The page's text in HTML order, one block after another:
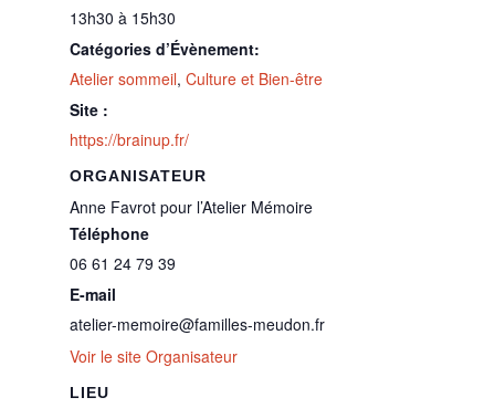
13h30 à 15h30
Catégories d’Évènement:
Atelier sommeil, Culture et Bien-être
Site :
https://brainup.fr/
LIEU
ORGANISATEUR
Anne Favrot pour l’Atelier Mémoire
Téléphone
06 61 24 79 39
E-mail
atelier-memoire@familles-meudon.fr
Voir le site Organisateur